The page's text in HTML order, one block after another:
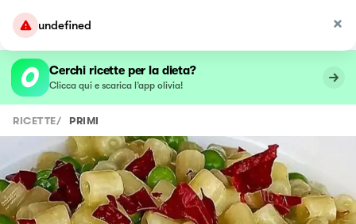
undefined
Cerchi ricette per la dieta?
Clicca qui e scarica l’app olivia!
RICETTE/ PRIMI